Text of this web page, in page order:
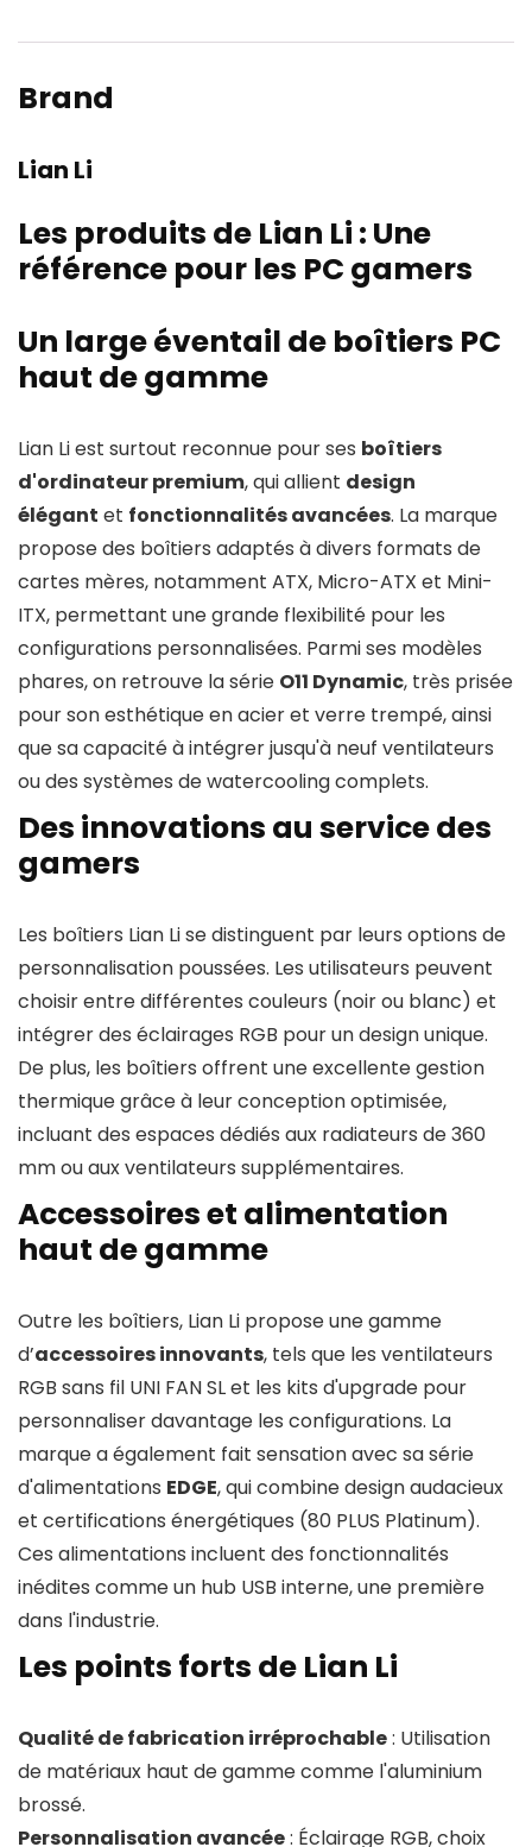
Brand
Lian Li
Les produits de Lian Li : Une
référence pour les PC gamers
Un large éventail de boîtiers PC
haut de gamme
Lian Li est surtout reconnue pour ses boîtiers
d'ordinateur premium, qui allient design
élégant et fonctionnalités avancées. La marque
propose des boîtiers adaptés à divers formats de
cartes mères, notamment ATX, Micro-ATX et Mini-
ITX, permettant une grande flexibilité pour les
configurations personnalisées. Parmi ses modèles
phares, on retrouve la série O11 Dynamic, très prisée
pour son esthétique en acier et verre trempé, ainsi
que sa capacité à intégrer jusqu'à neuf ventilateurs
ou des systèmes de watercooling complets.
Des innovations au service des
gamers
Les boîtiers Lian Li se distinguent par leurs options de
personnalisation poussées. Les utilisateurs peuvent
choisir entre différentes couleurs (noir ou blanc) et
intégrer des éclairages RGB pour un design unique.
De plus, les boîtiers offrent une excellente gestion
thermique grâce à leur conception optimisée,
incluant des espaces dédiés aux radiateurs de 360
mm ou aux ventilateurs supplémentaires.
Accessoires et alimentation
haut de gamme
Outre les boîtiers, Lian Li propose une gamme
d’accessoires innovants, tels que les ventilateurs
RGB sans fil UNI FAN SL et les kits d'upgrade pour
personnaliser davantage les configurations. La
marque a également fait sensation avec sa série
d'alimentations EDGE, qui combine design audacieux
et certifications énergétiques (80 PLUS Platinum).
Ces alimentations incluent des fonctionnalités
inédites comme un hub USB interne, une première
dans l'industrie.
Les points forts de Lian Li
Qualité de fabrication irréprochable: Utilisation
de matériaux haut de gamme comme l'aluminium
brossé.
Personnalisation avancée: Éclairage RGB, choix